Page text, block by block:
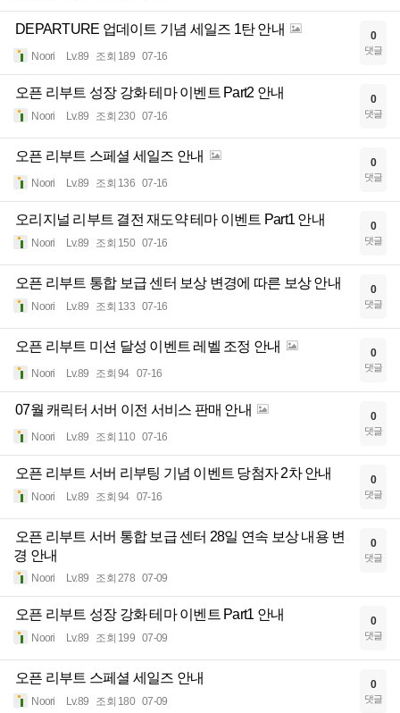
DEPARTURE 업데이트 기념 세일즈 1탄 안내
Noori Lv.89 조회 189 07-16
0
댓글
오픈 리부트 성장 강화 테마 이벤트 Part2 안내
Noori Lv.89 조회 230 07-16
0
댓글
오픈 리부트 스페셜 세일즈 안내
Noori Lv.89 조회 136 07-16
0
댓글
오리지널 리부트 결전 재도약 테마 이벤트 Part1 안내
Noori Lv.89 조회 150 07-16
0
댓글
오픈 리부트 통합 보급 센터 보상 변경에 따른 보상 안내
Noori Lv.89 조회 133 07-16
0
댓글
오픈 리부트 미션 달성 이벤트 레벨 조정 안내
Noori Lv.89 조회 94 07-16
0
댓글
07월 캐릭터 서버 이전 서비스 판매 안내
Noori Lv.89 조회 110 07-16
0
댓글
오픈 리부트 서버 리부팅 기념 이벤트 당첨자 2차 안내
Noori Lv.89 조회 94 07-16
0
댓글
오픈 리부트 서버 통합 보급 센터 28일 연속 보상 내용 변
경 안내
Noori Lv.89 조회 278 07-09
0
댓글
오픈 리부트 성장 강화 테마 이벤트 Part1 안내
Noori Lv.89 조회 199 07-09
0
댓글
오픈 리부트 스페셜 세일즈 안내
Noori Lv.89 조회 180 07-09
0
댓글